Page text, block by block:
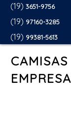
(19) 3651-9756
(19) 97160-3285
(19) 99381-5613